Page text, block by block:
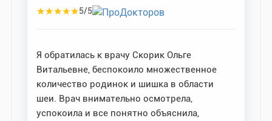
★★★★★5/5
Я обратилась к врачу Скорик Ольге
Витальевне, беспокоило множественное
количество родинок и шишка в области
шеи. Врач внимательно осмотрела,
успокоила и все понятно объяснила,